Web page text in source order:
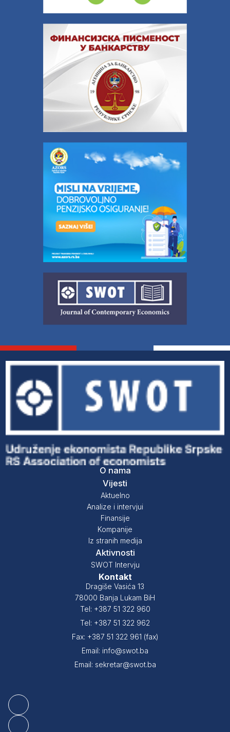
O nama
Vijesti
Aktuelno
Analize i intervjui
Finansije
Kompanije
Iz stranih medija
Aktivnosti
SWOT Intervju
Kontakt
Dragiše Vasića 13
78000 Banja Lukam BiH
Tel: +387 51 322 960
Tel: +387 51 322 962
Fax: +387 51 322 961 (fax)
Email: info@swot.ba
Email: sekretar@swot.ba